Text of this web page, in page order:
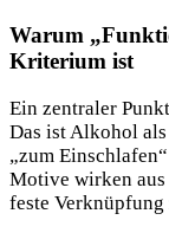
Warum
Kriterium ist
Ein zentraler
Das ist Alkohol als
„zum
Motive wirken
feste